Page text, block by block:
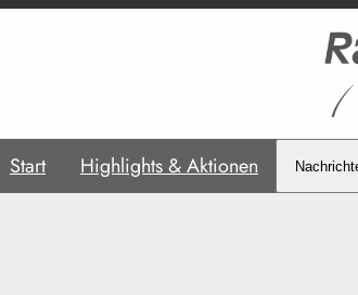
Start Highlights & Aktionen